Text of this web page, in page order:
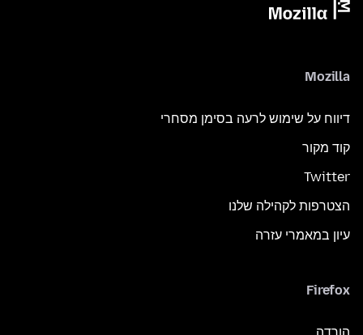
Mozilla
דיווח על שימוש לרעה בסימן מסחרי
קוד מקור
Twitter
הצטרפות לקהילה שלנו
עיון במאמרי עזרה
Firefox